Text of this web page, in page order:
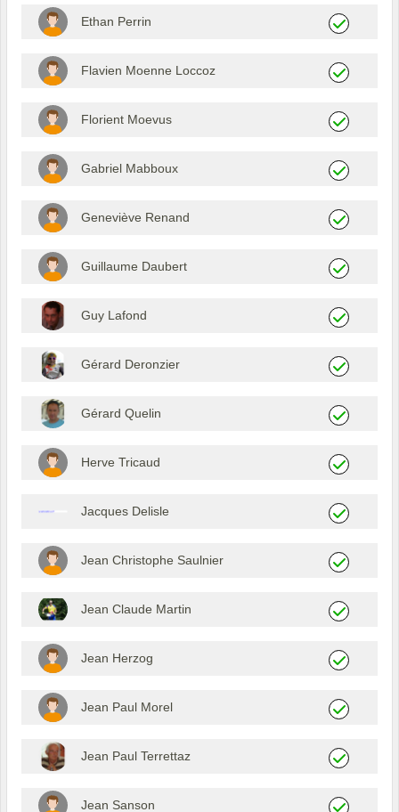
Ethan Perrin
Flavien Moenne Loccoz
Florient Moevus
Gabriel Mabboux
Geneviève Renand
Guillaume Daubert
Guy Lafond
Gérard Deronzier
Gérard Quelin
Herve Tricaud
Jacques Delisle
Jean Christophe Saulnier
Jean Claude Martin
Jean Herzog
Jean Paul Morel
Jean Paul Terrettaz
Jean Sanson